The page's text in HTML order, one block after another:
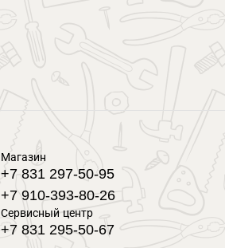
Магазин
+7 831 297-50-95
+7 910-393-80-26
Сервисный центр
+7 831 295-50-67